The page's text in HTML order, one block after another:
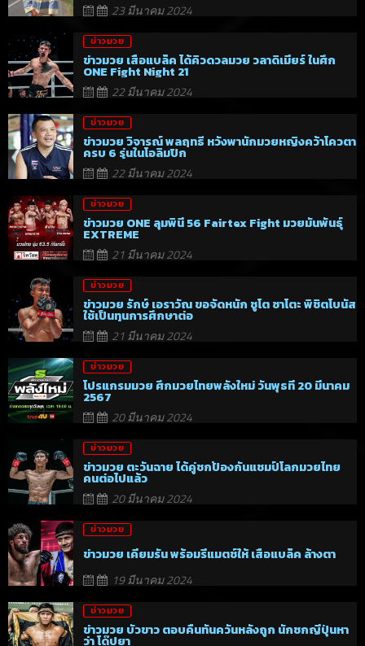
23 มีนาคม 2024
ข่าวมวย
ข่าวมวย เสือแบล็ค ได้คิวดวลมวย วลาดิเมียร์ ในศึก
ONE Fight Night 21
22 มีนาคม 2024
ข่าวมวย
ข่าวมวย วิจารณ์ พลฤทธิ์ หวังพานักมวยหญิงคว้าโควตา
ครบ 6 รุ่นในโอลิมปิก
22 มีนาคม 2024
ข่าวมวย
ข่าวมวย ONE ลุมพินี 56 Fairtex Fight มวยมันพันธุ์
EXTREME
21 มีนาคม 2024
ข่าวมวย
ข่าวมวย รักษ์ เอราวัณ ขอจัดหนัก ชูโต ซาโตะ พิชิตโบนัส
ใช้เป็นทุนการศึกษาต่อ
21 มีนาคม 2024
ข่าวมวย
โปรแกรมมวย ศึกมวยไทยพลังใหม่ วันพุธที่ 20 มีนาคม
2567
20 มีนาคม 2024
ข่าวมวย
ข่าวมวย ตะวันฉาย ได้คู่ชกป้องกันแชมป์โลกมวยไทย
คนต่อไปแล้ว
20 มีนาคม 2024
ข่าวมวย
ข่าวมวย เคียมรัน พร้อมรีแมตช์ให้ เสือแบล็ค ล้างตา
19 มีนาคม 2024
ข่าวมวย
ข่าวมวย บัวขาว ตอบคืนทันควันหลังถูก นักชกญี่ปุ่นหา
ว่า โด๊ปยา